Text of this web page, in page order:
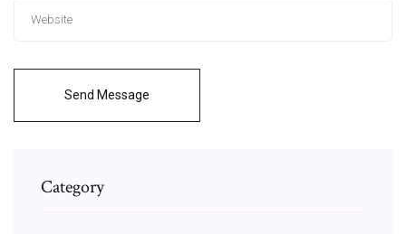
Send Message
Category